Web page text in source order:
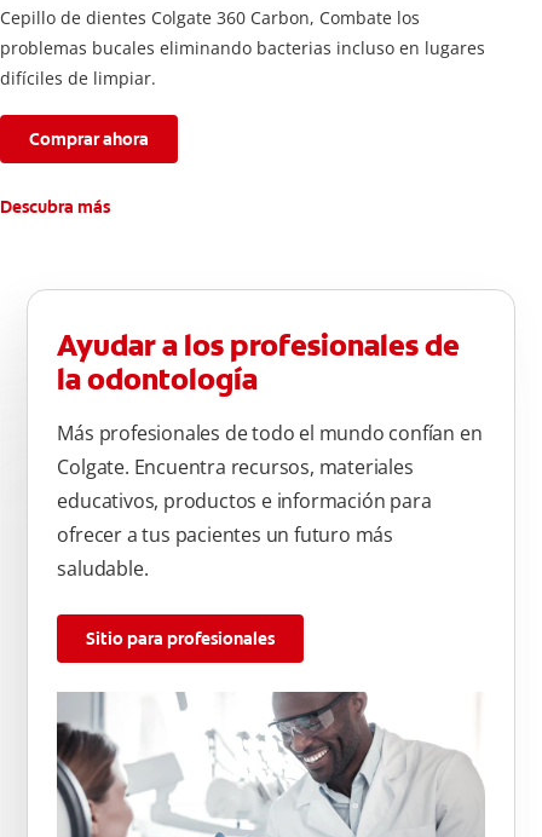
Cepillo de dientes Colgate 360 ​​Carbon, Combate los
problemas bucales eliminando bacterias incluso en lugares
difíciles de limpiar.
Comprar ahora
Descubra más
Ayudar a los profesionales de
la odontología
Más profesionales de todo el mundo confían en
Colgate. Encuentra recursos, materiales
educativos, productos e información para
ofrecer a tus pacientes un futuro más
saludable.
Sitio para profesionales